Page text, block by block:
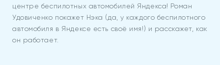
центре беспилотных автомобилей Яндекса! Роман
Удовиченко покажет Нэка (да, у каждого беспилотного
автомобиля в Яндексе есть своё имя!) и расскажет, как
он работает.